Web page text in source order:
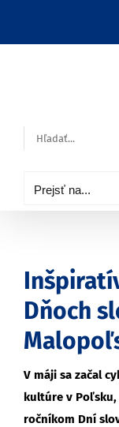
Hľadať:
Prejsť na...
Dňoch
V máji sa začal
kultúre v
ročníkom Dní